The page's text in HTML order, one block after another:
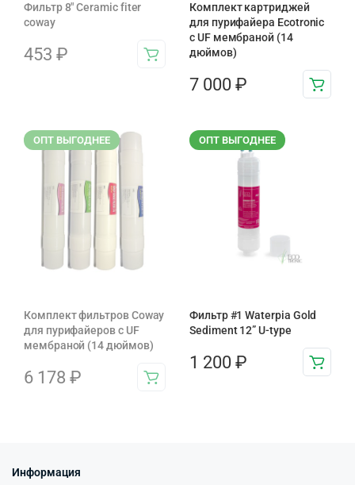
Фильтр 8" Ceramic fiter
coway
453 ₽
Комплект картриджей
для пурифайера Ecotronic
с UF мембраной (14
дюймов)
7 000 ₽
ОПТ ВЫГОДНЕЕ
Комплект фильтров Coway
для пурифайеров с UF
мембраной (14 дюймов)
6 178 ₽
ОПТ ВЫГОДНЕЕ
Фильтр #1 Waterpia Gold
Sediment 12” U-type
1 200 ₽
Информация